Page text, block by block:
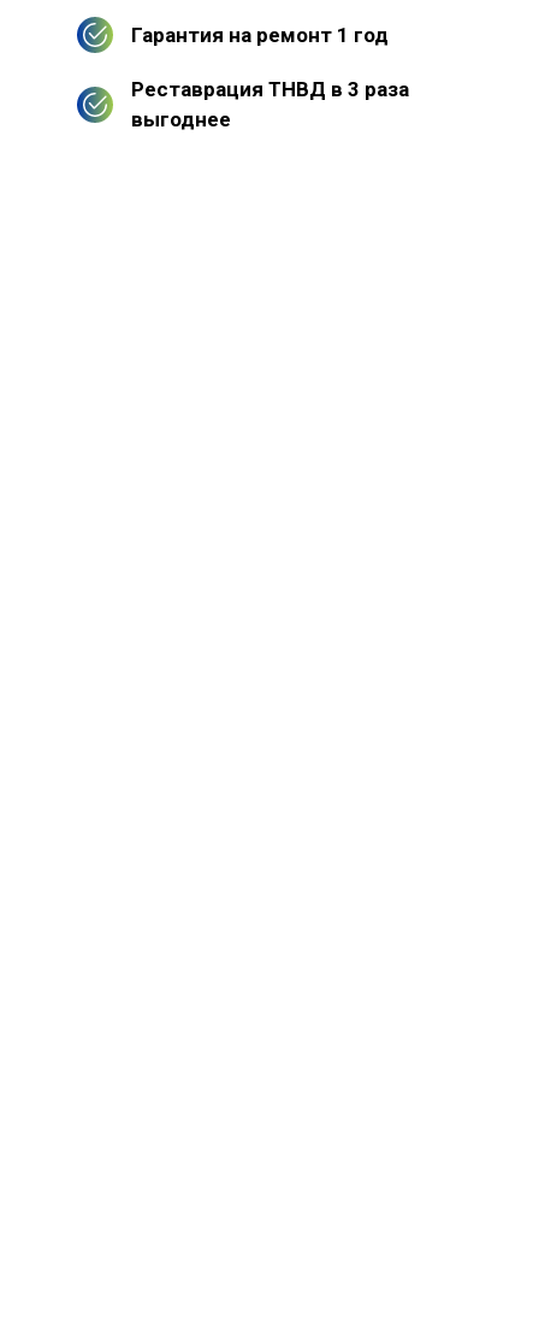
Гарантия на ремонт 1 год
Реставрация ТНВД в 3 раза
выгоднее